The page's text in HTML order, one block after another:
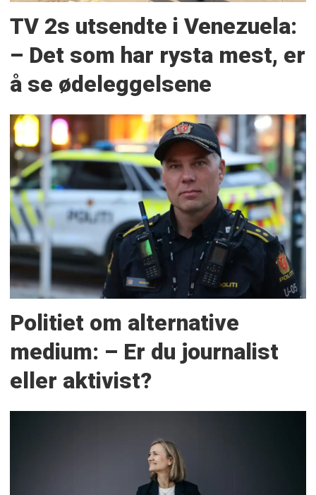
TV 2s utsendte i Venezuela:
– Det som har rysta mest, er
å se ødeleggelsene
Politiet om alternative
medium: – Er du journalist
eller aktivist?